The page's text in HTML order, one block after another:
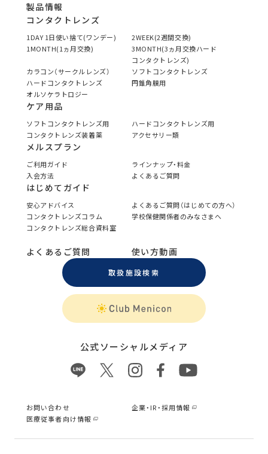
製品情報
コンタクトレンズ
1DAY 1日使い捨て(ワンデー)
2WEEK(2週間交換)
1MONTH(1ヵ月交換)
3MONTH(3ヵ月交換ハード
コンタクトレンズ)
カラコン（サークルレンズ）
ソフトコンタクトレンズ
ハードコンタクトレンズ
円錐角膜用
オルソケラトロジー
ケア用品
ソフトコンタクトレンズ用
ハードコンタクトレンズ用
コンタクトレンズ装着薬
アクセサリー類
メルスプラン
ご利用ガイド
ラインナップ・料金
入会方法
よくあるご質問
はじめてガイド
安心アドバイス
よくあるご質問（はじめての方へ）
コンタクトレンズコラム
学校保健関係者のみなさまへ
コンタクトレンズ総合資料室
よくあるご質問 使い方動画
取扱施設検索
公式ソーシャルメディア
お問い合わせ
企業・IR・採用情報
医療従事者向け情報